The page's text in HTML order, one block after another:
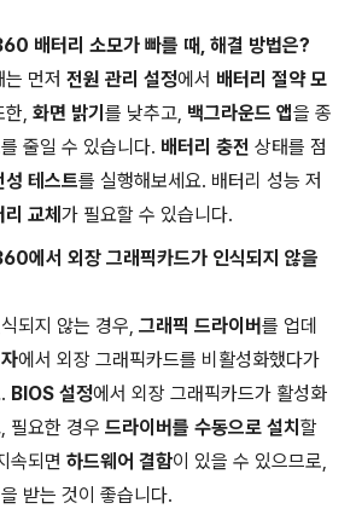
배터리 소모가 빠를 때, 해결 방법은?
먼저 전원 관리 설정에서 배터리 절약 모
한, 화면 밝기 를 낮추고, 백그라운드 앱을 종
줄일 수 있습니다. 배터리 충전 상태를 점
성 테스트를 실행해보세요. 배터리 성능 저
리 교체 가 필요할 수 있습니다.
에서 외장 그래픽카드가 인식되지 않을
되지 않는 경우, 그래픽 드라이버를 업데
에서 외장 그래픽카드를 비활성화했다가
BIOS 설정에서 외장 그래픽카드가 활성화
필요한 경우 드라이버를 수동으로 설치 할
속되면 하드웨어 결함이 있을 수 있으므로,
받는 것이 좋습니다.